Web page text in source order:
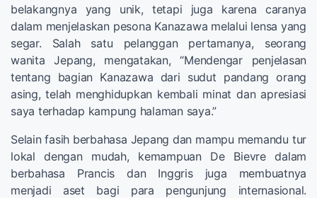
belakangnya yang unik, tetapi juga karena caranya
dalam menjelaskan pesona Kanazawa melalui lensa yang
segar. Salah satu pelanggan pertamanya, seorang
wanita Jepang, mengatakan, “Mendengar penjelasan
tentang bagian Kanazawa dari sudut pandang orang
asing, telah menghidupkan kembali minat dan apresiasi
saya terhadap kampung halaman saya.”
Selain fasih berbahasa Jepang dan mampu memandu tur
lokal dengan mudah, kemampuan De Bievre dalam
berbahasa Prancis dan Inggris juga membuatnya
menjadi aset bagi para pengunjung internasional.